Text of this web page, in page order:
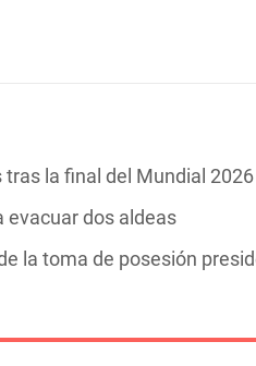
la final del Mundial 2026
evacuar dos aldeas
la toma de posesión